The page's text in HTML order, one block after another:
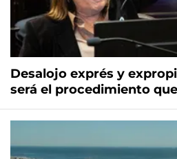
Desalojo exprés y
será el procedimiento